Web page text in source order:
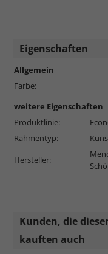
Eigenschaften
Allgemein
Farbe:
weitere Eigenschaften
Produktlinie:
Rahmentyp:
Hersteller:
Kunden, die
kauften auch